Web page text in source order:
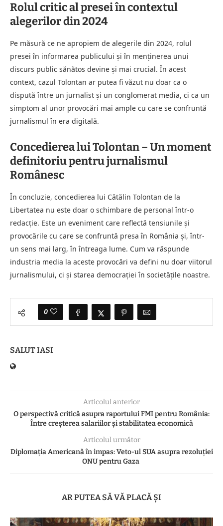
Rolul critic al presei în contextul
alegerilor din 2024
Pe măsură ce ne apropiem de alegerile din 2024, rolul
presei în informarea publicului și în menținerea unui
discurs public sănătos devine și mai crucial. În acest
context, cazul Tolontan ar putea fi văzut nu doar ca o
dispută între un jurnalist și un conglomerat media, ci ca un
simptom al unor provocări mai ample cu care se confruntă
jurnalismul în era digitală.
Concedierea lui Tolontan – Un moment
definitoriu pentru jurnalismul
Românesc
În concluzie, concedierea lui Cătălin Tolontan de la
Libertatea nu este doar o schimbare de personal într-o
redacție. Este un eveniment care reflectă tensiunile și
provocările cu care se confruntă presa în România și, într-
un sens mai larg, în întreaga lume. Cum va răspunde
industria media la aceste provocări va defini nu doar viitorul
jurnalismului, ci și starea democrației în societățile noastre.
0
SALUT IASI
Articolul anterior
O perspectivă critică asupra raportului FMI pentru România:
Între creșterea salariilor și stabilitatea economică
Articolul următor
Diplomația Americană în impas: Veto-ul SUA asupra rezoluției
ONU pentru Gaza
AR PUTEA SĂ VĂ PLACĂ ȘI